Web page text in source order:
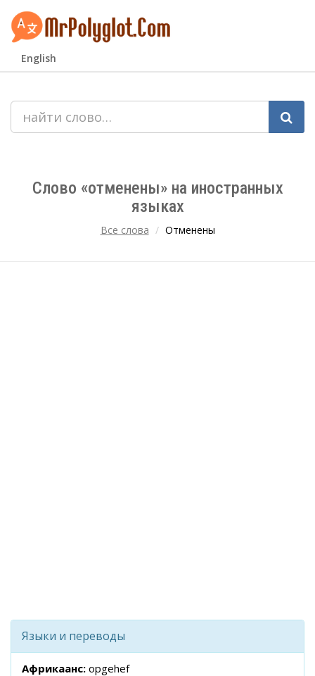
English
Слово «отменены» на иностранных
языках
Все слова Отменены
Языки и переводы
Африкаанс: opgehef